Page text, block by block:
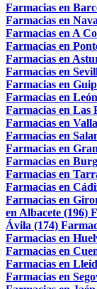
Farmacias en
Farmacias en
Farmacias en A
Farmacias en
Farmacias en
Farmacias en
Farmacias en
Farmacias en
Farmacias en Las
Farmacias en
Farmacias en
Farmacias en
Farmacias en
Farmacias en
Farmacias en
Farmacias en
en Albacete (196)
Ávila (174)
Farmacias en
Farmacias en
Farmacias en
Farmacias en